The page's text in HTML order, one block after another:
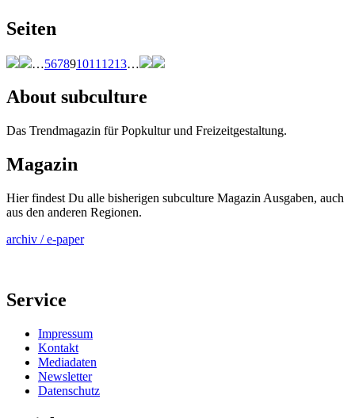
Seiten
…567891011 1213…
About subculture
Das Trendmagazin für Popkultur und Freizeitgestaltung.
Magazin
Hier findest Du alle bisherigen subculture Magazin Ausgaben, auch
aus den anderen Regionen.
archiv / e-paper
Service
Impressum
Kontakt
Mediadaten
Newsletter
Datenschutz